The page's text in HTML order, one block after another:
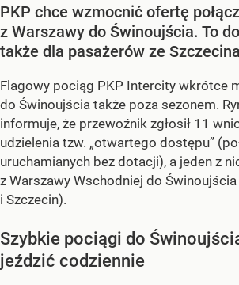
PKP chce wzmocnić ofertę
z Warszawy do Świnoujścia. To
także dla pasażerów ze
Flagowy pociąg PKP Intercity wkrótce
do Świnoujścia także poza sezonem.
informuje, że przewoźnik zgłosił 11
udzielenia tzw. „otwartego dostępu”
uruchamianych bez dotacji), a jeden z
z Warszawy Wschodniej do
i Szczecin).
Szybkie pociągi do
jeździć codziennie